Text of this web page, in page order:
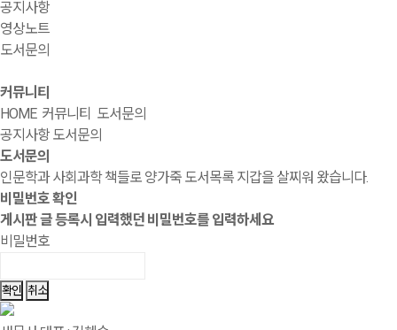
공지사항
영상노트
도서문의
커뮤니티
HOME 커뮤니티 도서문의
공지사항 도서문의
도서문의
인문학과 사회과학 책들로 양가죽 도서목록 지갑을 살찌워 왔습니다.
비밀번호 확인
게시판 글 등록시 입력했던 비밀번호를 입력하세요
비밀번호